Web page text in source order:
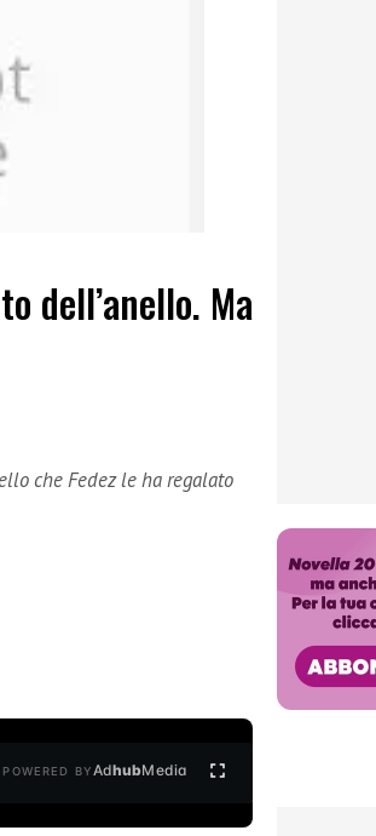
dell’anello. Ma
che Fedez le ha regalato
POWERED BYAdhubMedia